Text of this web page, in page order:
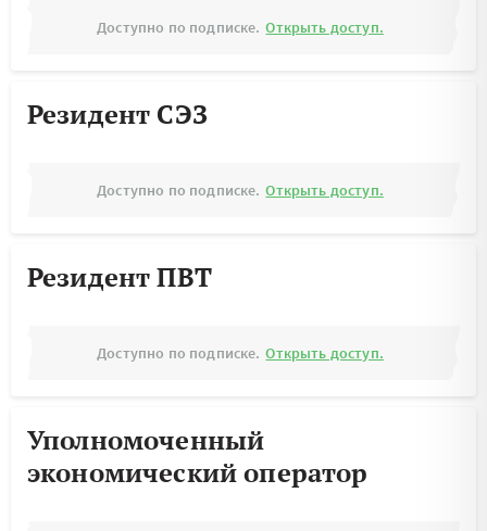
Доступно по подписке. Открыть доступ.
Резидент СЭЗ
Доступно по подписке. Открыть доступ.
Резидент ПВТ
Доступно по подписке. Открыть доступ.
Уполномоченный
экономический оператор